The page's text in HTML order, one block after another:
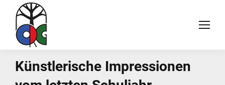
Künstlerische Impressionen